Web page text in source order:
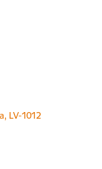
LV-1012